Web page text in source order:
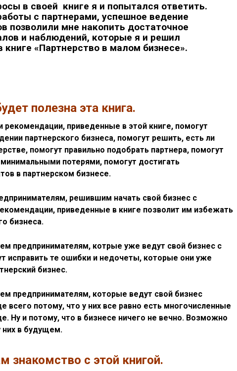
в своей книге я и попытался ответить.
с партнерами, успешное ведение
позволили мне накопить достаточное
и наблюдений, которые я и решил
«Партнерство в малом бизнесе».
полезна эта книга.
приведенные в этой книге, помогут
партнерского бизнеса, помогут решить, есть ли
помогут правильно подобрать партнера, помогут
потерями, помогут достигать
в партнерском бизнесе.
решившим начать свой бизнес с
приведенные в книге позволит им избежать
бизнеса.
предпринимателям, котрые уже ведут свой бизнес с
исправить те ошибки и недочеты, которые они уже
бизнес.
предпринимателям, которые ведут свой бизнес
всего потому, что у них все равно есть многочисленные
Ну и потому, что в бизнесе ничего не вечно. Возможно
них в будущем.
знакомство с этой книгой.